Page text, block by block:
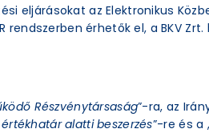
eljárásokat az Elektronikus
érhetők el, a BKV
Részvénytársaság”-ra, az
alatti beszerzés”-re és a